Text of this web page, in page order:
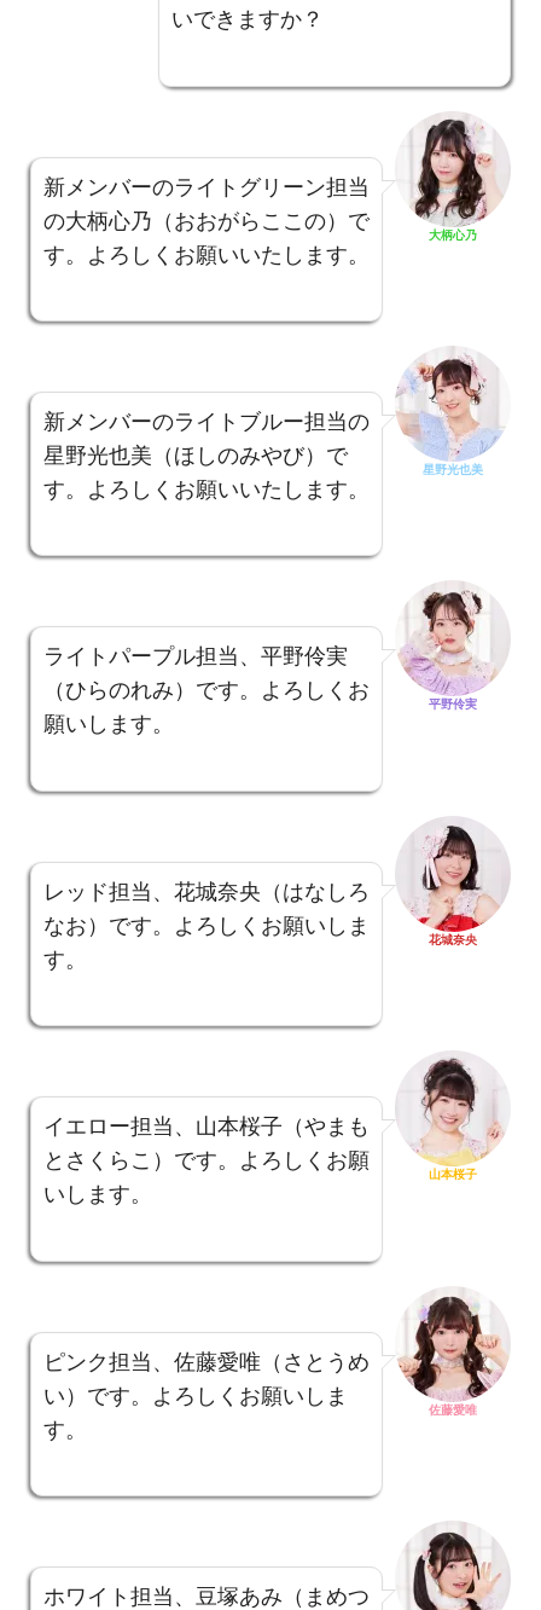
いできますか？
新メンバーのライトグリーン担当
の大柄心乃（おおがらここの）で
す。よろしくお願いいたします。
大柄心乃
新メンバーのライトブルー担当の
星野光也美（ほしのみやび）で
す。よろしくお願いいたします。
星野光也美
ライトパープル担当、平野伶実
（ひらのれみ）です。よろしくお
願いします。
平野伶実
レッド担当、花城奈央（はなしろ
なお）です。よろしくお願いしま
す。
花城奈央
イエロー担当、山本桜子（やまも
とさくらこ）です。よろしくお願
いします。
山本桜子
ピンク担当、佐藤愛唯（さとうめ
い）です。よろしくお願いしま
す。
佐藤愛唯
ホワイト担当、豆塚あみ（まめつ